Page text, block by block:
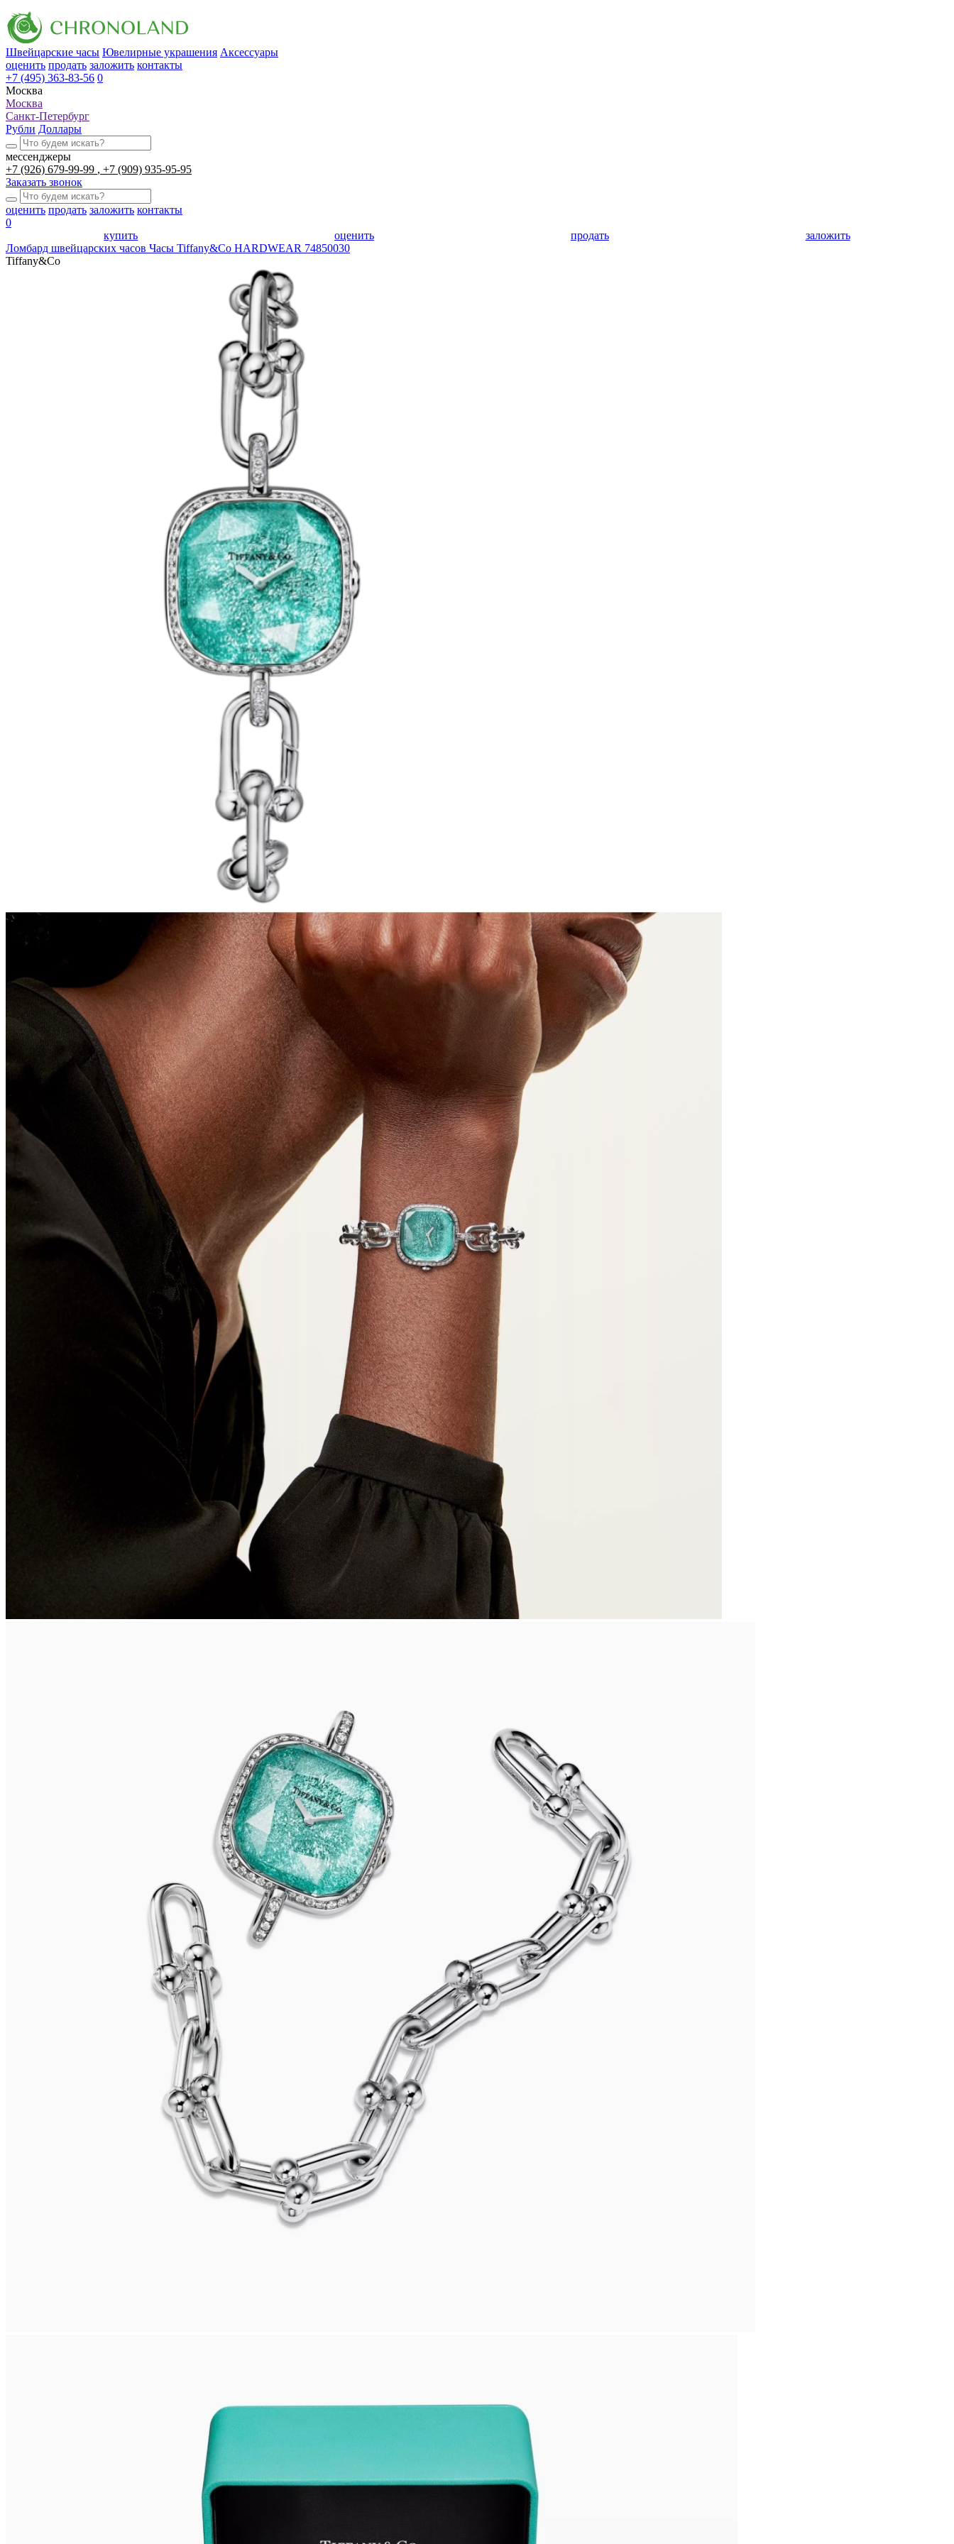
Швейцарские часы Ювелирные украшения Аксессуары
оценить продать заложить контакты
+7 (495) 363-83-56 0
Москва
Москва
Санкт-Петербург
Рубли Доллары
мессенджеры
+7 (926) 679-99-99
+7 (909) 935-95-95
Заказать звонок
оценить продать заложить контакты
0
купить
оценить продать
заложить
Ломбард швейцарских часов Часы Tiffany&Co HARDWEAR 74850030
Tiffany&Co